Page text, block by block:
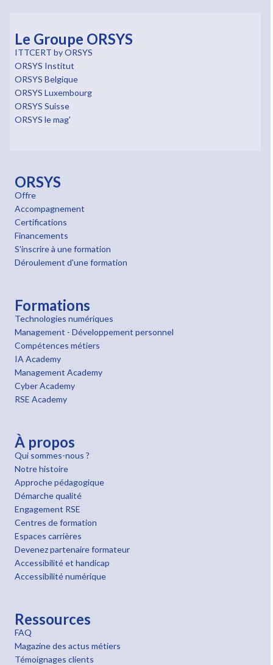
Le Groupe ORSYS
ITTCERT by ORSYS
ORSYS Institut
ORSYS Belgique
ORSYS Luxembourg
ORSYS Suisse
ORSYS le mag'
ORSYS
Offre
Accompagnement
Certifications
Financements
S'inscrire à une formation
Déroulement d'une formation
Formations
Technologies numériques
Management - Développement personnel
Compétences métiers
IA Academy
Management Academy
Cyber Academy
RSE Academy
À propos
Qui sommes-nous ?
Notre histoire
Approche pédagogique
Démarche qualité
Engagement RSE
Centres de formation
Espaces carrières
Devenez partenaire formateur
Accessibilité et handicap
Accessibilité numérique
Ressources
FAQ
Magazine des actus métiers
Témoignages clients